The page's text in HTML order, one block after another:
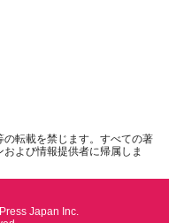
転載を禁じます。すべての著
よび情報提供者に帰属しま
Japan Inc.